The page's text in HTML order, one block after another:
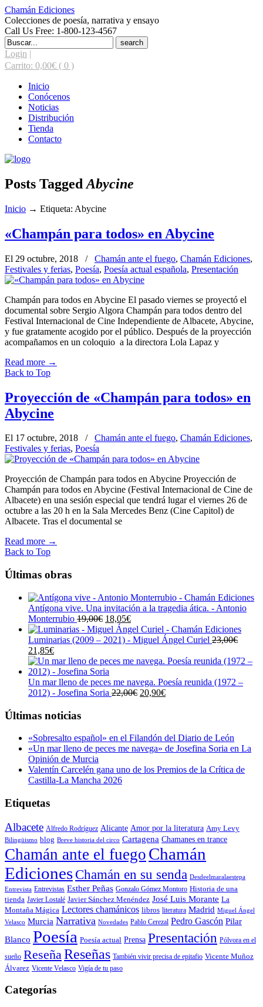
Chamán Ediciones
Colecciones de poesía, narrativa y ensayo
Call Us Free: 1-800-123-4567
Search
for:
Login |
Carrito: 0,00€ ( 0 )
Inicio
Conócenos
Noticias
Distribución
Tienda
Contacto
Posts Tagged Abycine
Inicio → Etiqueta: Abycine
«Champán para todos» en Abycine
El 29 octubre, 2018 / Chamán ante el fuego, Chamán Ediciones,
Festivales y ferias, Poesía, Poesía actual española, Presentación
Champán para todos en Abycine El pasado viernes se proyectó el
documental sobre Sergio Algora Champán para todos dentro del
Festival Internacional de Cine Independiente de Albacete, Abycine,
y fue gratamente acogido por el público. Después de la proyección
acompañamos en un coloquio a la directora Lola Lapaz y
Read more →
Back to Top
Proyección de «Champán para todos» en
Abycine
El 17 octubre, 2018 / Chamán ante el fuego, Chamán Ediciones,
Festivales y ferias, Poesía
Proyección de Champán para todos en Abycine Proyección de
Champán para todos en Abycine (Festival Internacional de Cine de
Albacete) en una sesión especial que tendrá lugar el viernes 26 de
octubre a las 20 h en la Sala Mercedes Benz (Cine Capitol) de
Albacete. Tras el documental se
Read more →
Back to Top
Últimas obras
Antígona vive. Una invitación a la tragedia ática. - Antonio
Monterrubio 19,00€ El
precio
original
19,00€.
18,05€El
precio
actual
18,05€.
Luminarias (2009 – 2021) - Miguel Ángel Curiel 23,00€
El
precio
original
era:
23,00€.
21,85€El
precio
actual
es:
21,85€.
Un mar lleno de peces me navega. Poesía reunida (1972 –
2012) - Josefina Soria 22,00€ El
22,00€.
20,90€El
20,90€.
Últimas noticias
«Sobresalto español» en el Filandón del Diario de León
«Un mar lleno de peces me navega» de Josefina Soria en La
Opinión de Murcia
Valentín Carcelén gana uno de los Premios de la Crítica de
Castilla-La Mancha 2026
Etiquetas
Albacete Alfredo Rodríguez Alicante Amor por la literatura Amy Levy
Bilingüismo blog Breve historia del circo Cartagena Chamanes en trance
Chamán ante el fuego Chamán
Ediciones Chamán en su senda Desdeelmaralaestepa
Entrevista Entrevistas Esther Peñas Gonzalo Gómez Montoro Historia de una
tienda Javier Lostalé Javier Sánchez Menéndez José Luis Morante La
Montaña Mágica Lectores chamánicos libros literatura Madrid Miguel Ángel
Velasco Murcia Narrativa Novedades Pablo Cerezal Pedro Gascón Pilar
Blanco Poesía Poesía actual Prensa Presentación Pólvora en el
sueño Reseña Reseñas También vivir precisa de epitafio Vicente Muñoz
Álvarez Vicente Velasco Vigía de tu paso
Categorías